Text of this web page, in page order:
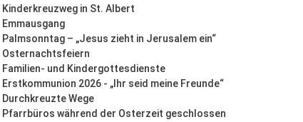
Kinderkreuzweg in St. Albert
Emmausgang
Palmsonntag – „Jesus zieht in Jerusalem ein“
Osternachtsfeiern
Familien- und Kindergottesdienste
Erstkommunion 2026 - „Ihr seid meine Freunde“
Durchkreuzte Wege
Pfarrbüros während der Osterzeit geschlossen